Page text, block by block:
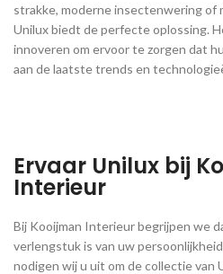
strakke, moderne insectenwering of
Unilux biedt de perfecte oplossing.
innoveren om ervoor te zorgen dat
aan de laatste trends en
Ervaar Unilux bij
Interieur
Bij Kooijman Interieur begrijpen we
verlengstuk is van uw
nodigen wij u uit om de collectie van